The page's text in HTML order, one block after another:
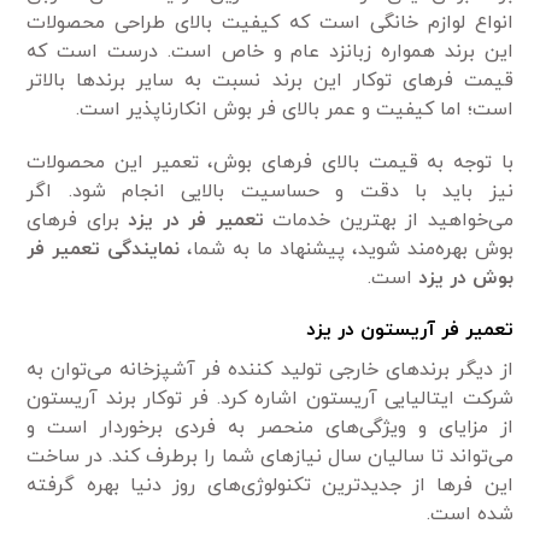
انواع لوازم خانگی است که کیفیت بالای طراحی محصولات
این برند همواره زبانزد عام و خاص است. درست است که
قیمت فر‌های توکار این برند نسبت به سایر برند‌ها بالاتر
است؛ اما کیفیت و عمر بالای فر بوش انکارناپذیر است.
با توجه به قیمت بالای فر‌های بوش، تعمیر این محصولات
نیز باید با دقت و حساسیت بالایی انجام شود. اگر
می‌خواهید از بهترین خدمات تعمیر فر در یزد برای فر‌های
بوش بهره‌مند شوید، پیشنهاد ما به شما، نمایندگی تعمیر فر
بوش در یزد است.
تعمیر فر آریستون در یزد
از دیگر برند‌های خارجی تولید کننده فر آشپزخانه می‌توان به
شرکت ایتالیایی آریستون اشاره کرد. فر توکار برند آریستون
از مزایای و ویژگی‌های منحصر به فردی برخوردار است و
می‌تواند تا سالیان سال نیاز‌های شما را برطرف کند. در ساخت
این فر‌ها از جدید‌ترین تکنولوژی‌های روز دنیا بهره گرفته
شده است.